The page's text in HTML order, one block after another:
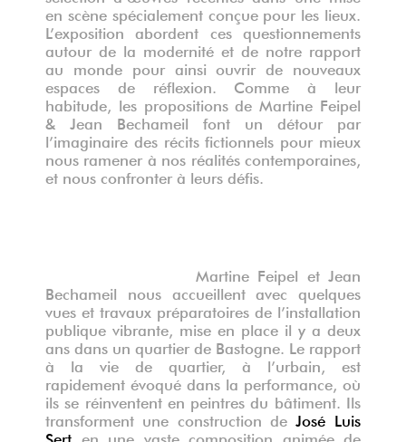
en scène spécialement conçue pour les lieux.
L’exposition abordent ces questionnements
autour de la modernité et de notre rapport
au monde pour ainsi ouvrir de nouveaux
espaces de réflexion. Comme à leur
habitude, les propositions de Martine Feipel
& Jean Bechameil font un détour par
l’imaginaire des récits fictionnels pour mieux
nous ramener à nos réalités contemporaines,
et nous confronter à leurs défis.
Martine Feipel et Jean
Bechameil nous accueillent avec quelques
vues et travaux préparatoires de l’installation
publique vibrante, mise en place il y a deux
ans dans un quartier de Bastogne. Le rapport
à la vie de quartier, à l’urbain, est
rapidement évoqué dans la performance, où
ils se réinventent en peintres du bâtiment. Ils
transforment une construction de José Luis
Sert en une vaste composition animée de